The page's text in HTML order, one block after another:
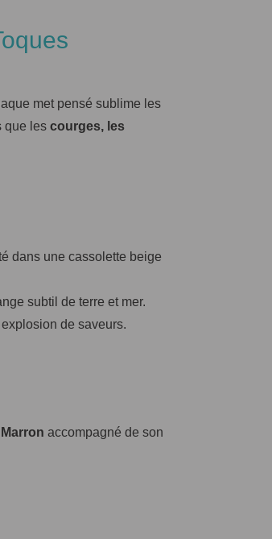
met pensé sublime les
que les courges, les
dans une cassolette beige
subtil de terre et mer.
de saveurs.
accompagné de son